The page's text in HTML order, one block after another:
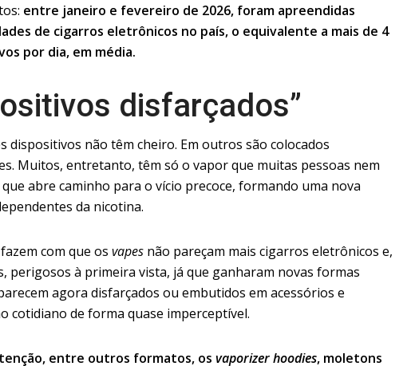
entre janeiro e fevereiro de 2026, foram apreendidas
de cigarros eletrônicos no país, o equivalente a mais de 4
por dia, em média.
disfarçados”
dispositivos não têm cheiro. Em outros são colocados
Muitos, entretanto, têm só o vapor que muitas pessoas nem
abre caminho para o vício precoce, formando uma nova
da nicotina.
com que os vapes não pareçam mais cigarros eletrônicos e,
perigosos à primeira vista, já que ganharam novas formas
agora disfarçados ou embutidos em acessórios e
cotidiano de forma quase imperceptível.
entre outros formatos, os vaporizer hoodies, moletons